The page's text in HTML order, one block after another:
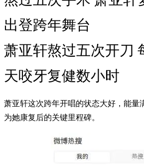
出登跨年舞台
萧亚轩熬过五次开刀
天咬牙复健数小时
萧亚轩这次跨年开唱的状态大好，能量
为她康复后的关键里程碑。